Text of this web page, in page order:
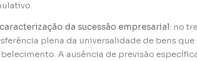
da sucessão empresarial: no
plena da universalidade de bens
A ausência de previsão